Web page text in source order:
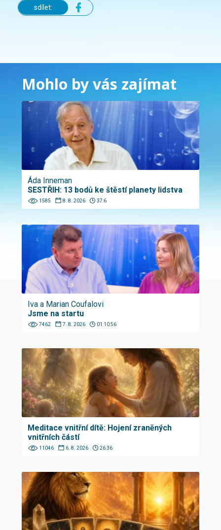
sdílet:
Mohlo by vás zajímat
Áda Inneman
SESTŘIH: 13 bodů ke štěstí planety lidstva
1585 8. 8. 2026 37:6
Iva a Marian Coufalovi
Jsme na startu
7462 7. 8. 2026 01:10:56
Meditace vnitřní dítě: Hojení zraněných
vnitřních částí
11046 6. 8. 2026 26:36